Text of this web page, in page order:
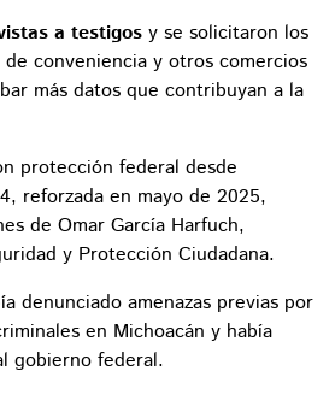
a testigos y se solicitaron los
conveniencia y otros comercios
más datos que contribuyan a la
protección federal desde
reforzada en mayo de 2025,
de Omar García Harfuch,
y Protección Ciudadana.
denunciado amenazas previas por
en Michoacán y había
gobierno federal.